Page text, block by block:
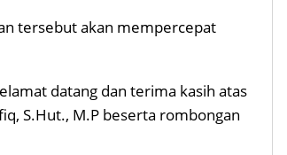
tersebut akan mempercepat
datang dan terima kasih atas
S.Hut., M.P beserta rombongan